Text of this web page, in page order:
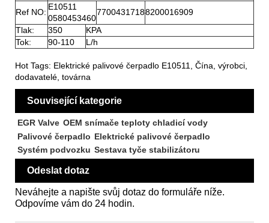
Ref NO:
E10511
0580453460
77004317188200016909
Tlak:
350
KPA
Tok:
90-110 L/h
Hot Tags: Elektrické palivové čerpadlo E10511, Čína, výrobci,
dodavatelé, továrna
Související kategorie
EGR Valve OEM snímače teploty chladicí vody
Palivové čerpadlo Elektrické palivové čerpadlo
Systém podvozku Sestava tyče stabilizátoru
Odeslat dotaz
Neváhejte a napište svůj dotaz do formuláře níže.
Odpovíme vám do 24 hodin.